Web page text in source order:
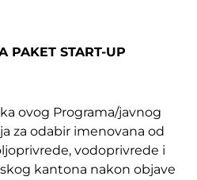
PAKET START-UP
ovog Programa/javnog
za odabir imenovana od
vodoprivrede i
kantona nakon objave